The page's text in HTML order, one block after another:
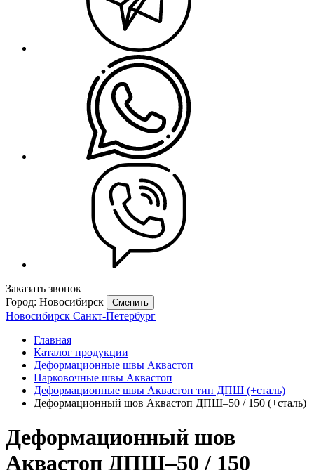
Заказать звонок
Город: Новосибирск
Сменить
Новосибирск Санкт-Петербург
Главная
Каталог продукции
Деформационные швы Аквастоп
Парковочные швы Аквастоп
Деформационные швы Аквастоп тип ДПШ (+сталь)
Деформационный шов Аквастоп ДПШ–50 / 150 (+сталь)
Деформационный шов
Аквастоп ДПШ–50 / 150